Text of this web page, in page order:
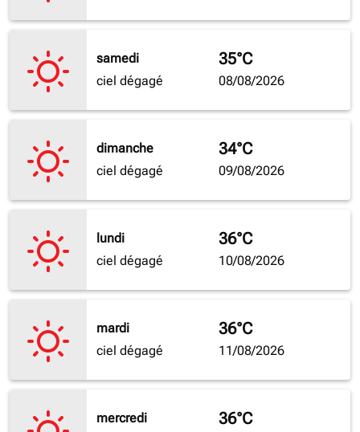
samedi
ciel dégagé
35°C
08/08/2026
dimanche
ciel dégagé
34°C
09/08/2026
lundi
ciel dégagé
36°C
10/08/2026
mardi
ciel dégagé
36°C
11/08/2026
mercredi
36°C